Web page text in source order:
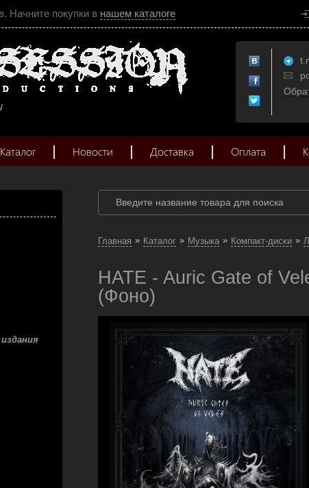
Начните покупки в нашем каталоге
Каталог Новости Доставка Оплата
Главная » Каталог » Музыка » Компакт-диски »
HATE - Auric Gate of
(Фоно)